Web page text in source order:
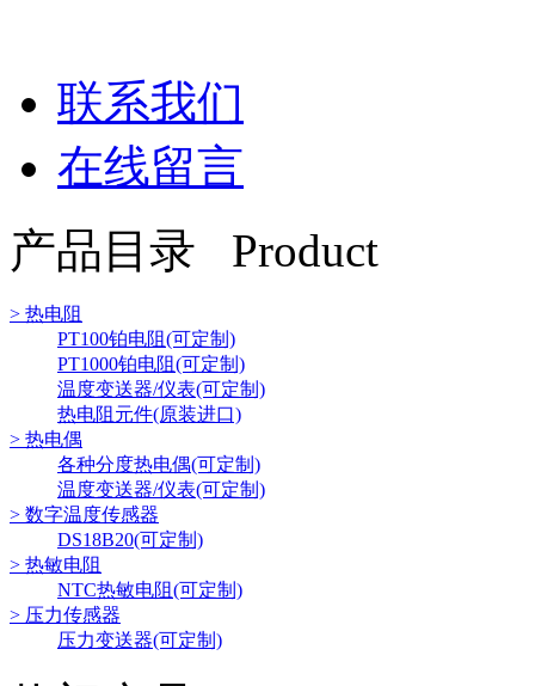
联系我们
在线留言
产品目录 Product
> 热电阻
PT100铂电阻(可定制)
PT1000铂电阻(可定制)
温度变送器/仪表(可定制)
热电阻元件(原装进口)
> 热电偶
各种分度热电偶(可定制)
温度变送器/仪表(可定制)
> 数字温度传感器
DS18B20(可定制)
> 热敏电阻
NTC热敏电阻(可定制)
> 压力传感器
压力变送器(可定制)